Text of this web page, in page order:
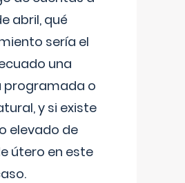
abril, qué
sería el
una
programada o
y si existe
elevado de
útero en este